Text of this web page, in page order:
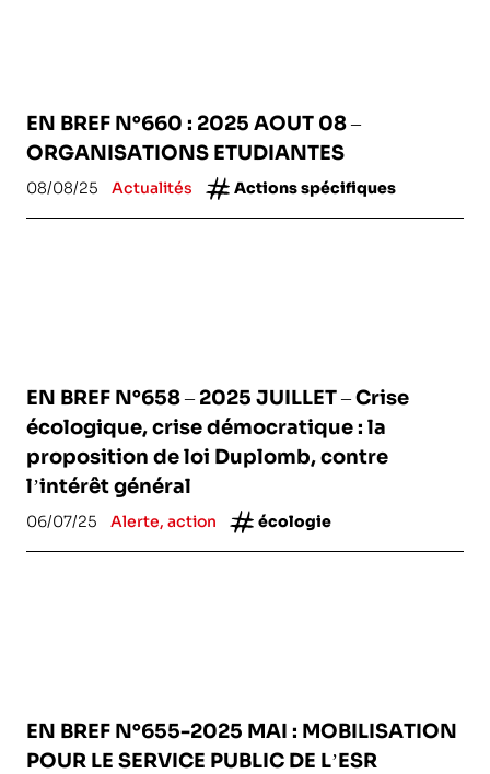
EN BREF N°660 : 2025 AOUT 08 –
ORGANISATIONS ETUDIANTES
08/08/25 Actualités Actions spécifiques
EN BREF N°658 – 2025 JUILLET – Crise
écologique, crise démocratique : la
proposition de loi Duplomb, contre
l’intérêt général
06/07/25 Alerte, action écologie
EN BREF N°655-2025 MAI : MOBILISATION
POUR LE SERVICE PUBLIC DE L’ESR